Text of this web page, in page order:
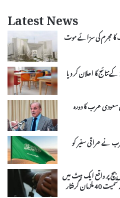
Latest News
کا مجرم کی سزائے موت
48 گھنٹوں میں سعودی عرب کا دورہ
نے عراقی سفیر کو
بیچ پر واقع ایک ہٹ میں
گرفتار